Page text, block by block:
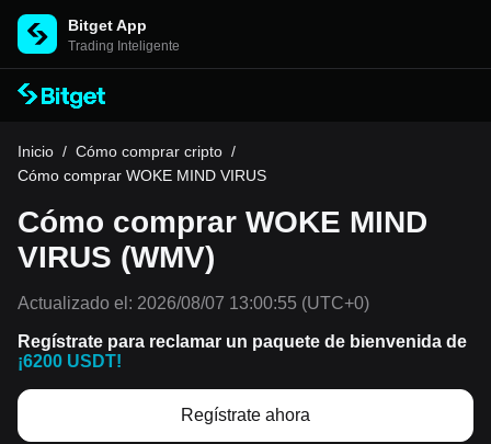
Bitget App
Trading Inteligente
Inicio / Cómo comprar cripto /
Cómo comprar WOKE MIND VIRUS
Cómo comprar WOKE MIND
VIRUS (WMV)
Actualizado el: 2026/08/07 13:00:55 (UTC+0)
Regístrate para reclamar un paquete de bienvenida de
¡6200 USDT!
Regístrate ahora